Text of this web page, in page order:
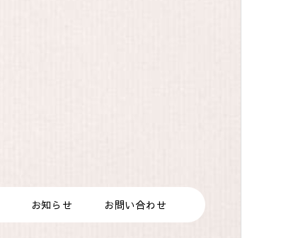
お知らせ お問い合わせ